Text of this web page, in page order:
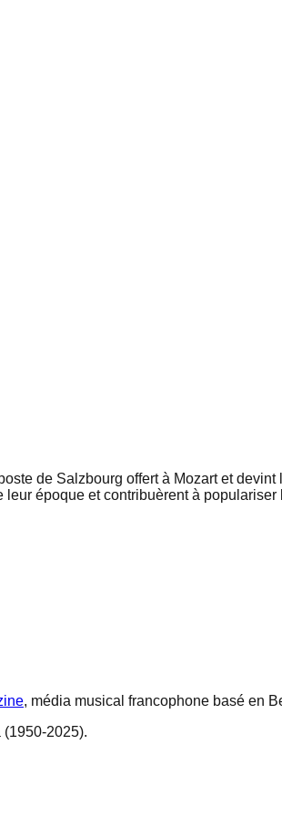
de Salzbourg offert à Mozart et
époque et contribuèrent à
, média musical francophone basé en
2025).